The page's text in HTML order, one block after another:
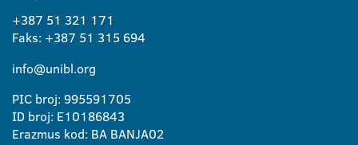
+387 51 321 171
Faks: +387 51 315 694
info@unibl.org
PIC broj: 995591705
ID broj: E10186843
Erazmus kod: BA BANJA02